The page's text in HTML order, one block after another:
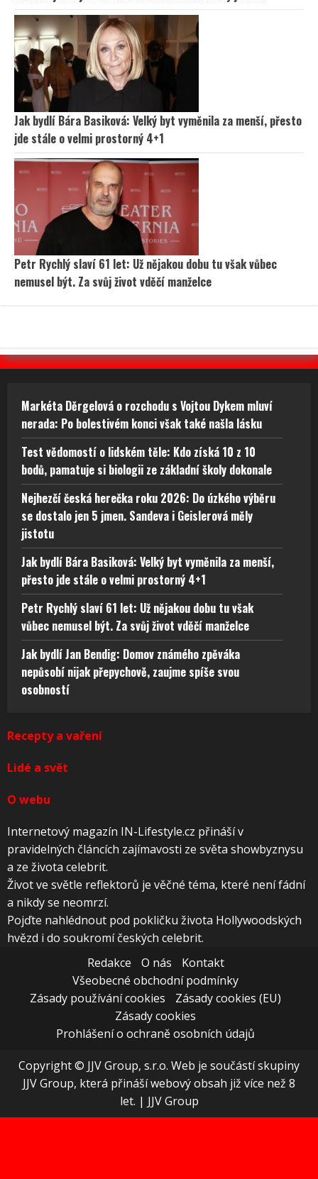
Jak bydlí Bára Basiková: Velký byt vyměnila za menší, přesto
jde stále o velmi prostorný 4+1
Petr Rychlý slaví 61 let: Už nějakou dobu tu však vůbec
nemusel být. Za svůj život vděčí manželce
Markéta Děrgelová o rozchodu s Vojtou Dykem mluví
nerada: Po bolestivém konci však také našla lásku
Test vědomostí o lidském těle: Kdo získá 10 z 10
bodů, pamatuje si biologii ze základní školy dokonale
Nejhezčí česká herečka roku 2026: Do úzkého výběru
se dostalo jen 5 jmen. Sandeva i Geislerová měly
jistotu
Jak bydlí Bára Basiková: Velký byt vyměnila za menší,
přesto jde stále o velmi prostorný 4+1
Petr Rychlý slaví 61 let: Už nějakou dobu tu však
vůbec nemusel být. Za svůj život vděčí manželce
Jak bydlí Jan Bendig: Domov známého zpěváka
nepůsobí nijak přepychově, zaujme spíše svou
osobností
Recepty a vaření
Lidé a svět
O webu
Internetový magazín IN-Lifestyle.cz přináší v
pravidelných článcích zajímavosti ze světa showbyznysu
a ze života celebrit.
Život ve světle reflektorů je věčné téma, které není fádní
a nikdy se neomrzí.
Pojďte nahlédnout pod pokličku života Hollywoodských
hvězd i do soukromí českých celebrit.
Redakce
O nás
Kontakt
Všeobecné obchodní podmínky
Zásady používání cookies
Zásady cookies (EU)
Zásady cookies
Prohlášení o ochraně osobních údajů
Copyright © JJV Group, s.r.o. Web je součástí skupiny
JJV Group, která přináší webový obsah již více než 8
let. | JJV Group